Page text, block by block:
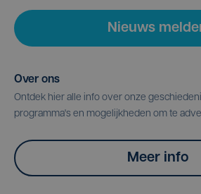
Nieuws
Over ons
Ontdek hier alle info over onze
programma's en mogelijkheden om te
Meer info